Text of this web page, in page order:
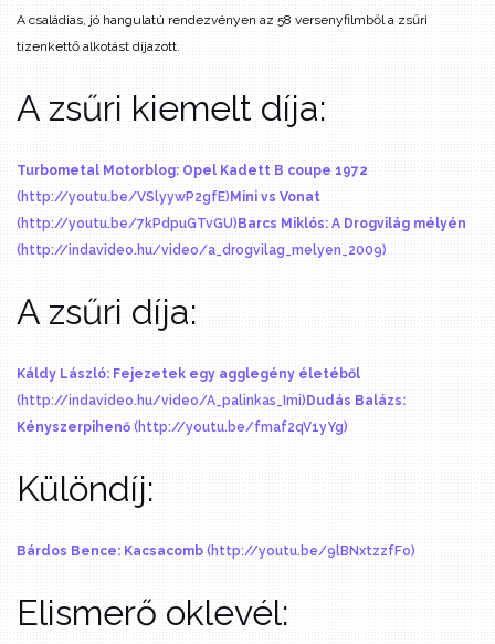
A családias, jó hangulatú rendezvényen az 58 versenyfilmből a zsűri
tizenkettő alkotást díjazott.
A zsűri kiemelt díja:
Turbometal Motorblog: Opel Kadett B coupe 1972
(http://youtu.be/VSlyywP2gfE) Mini vs Vonat
(http://youtu.be/7kPdpuGTvGU) Barcs Miklós: A Drogvilág mélyén
(http://indavideo.hu/video/a_drogvilag_melyen_2009)
A zsűri díja:
Káldy László: Fejezetek egy agglegény életéből
(http://indavideo.hu/video/A_palinkas_Imi)Dudás Balázs:
Kényszerpihenő (http://youtu.be/fmaf2qV1yYg)
Különdíj:
Bárdos Bence: Kacsacomb (http://youtu.be/9lBNxtzzfFo)
Elismerő oklevél: